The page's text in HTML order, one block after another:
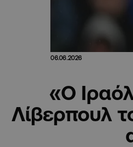
06.06.2026
«Ο
Λίβερπουλ